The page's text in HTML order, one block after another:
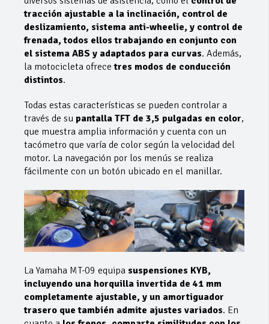
tracción ajustable a la inclinación, control de
deslizamiento, sistema anti-wheelie, y control de
frenada, todos ellos trabajando en conjunto con
el sistema ABS y adaptados para curvas. Además,
la motocicleta ofrecetres modos de conducción
distintos.
Todas estas características se pueden controlar a
través de su pantalla TFT de 3,5 pulgadas en color,
que muestra amplia información y cuenta con un
tacómetro que varía de color según la velocidad del
motor. La navegación por los menús se realiza
fácilmente con un botón ubicado en el manillar.
La Yamaha MT-09 equipa suspensiones KYB,
incluyendo una horquilla invertida de 41 mm
completamente ajustable, y un amortiguador
trasero que también admite ajustes variados. En